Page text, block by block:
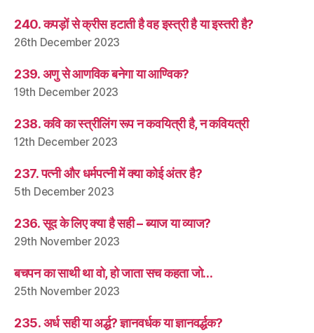
240. कपड़ों से क्रीस हटाती है वह इस्त्री है या इस्तरी है?
26th December 2023
239. अणु से आणविक बनेगा या आण्विक?
19th December 2023
238. कवि का स्त्रीलिंग रूप न कवयित्री है, न कवियत्री
12th December 2023
237. पत्नी और धर्मपत्नी में क्या कोई अंतर है?
5th December 2023
236. सूद के लिए क्या है सही – ब्याज या व्याज?
29th November 2023
बचपन का साथी था वो, हो जाता सच कहता जो…
25th November 2023
235. अर्ध सही या अर्द्ध? ज्ञानवर्धक या ज्ञानवर्द्धक?